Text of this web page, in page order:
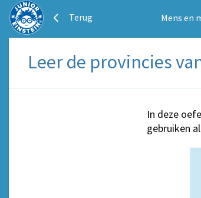
Terug Mens en
Leer de provincies
In deze
gebruiken